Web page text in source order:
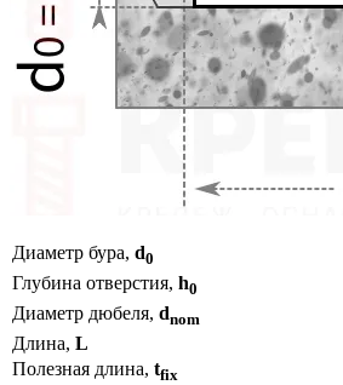
Диаметр бура, d0
Глубина отверстия, h0
Диаметр дюбеля, dnom
Длина, L
Полезная длина, tfix